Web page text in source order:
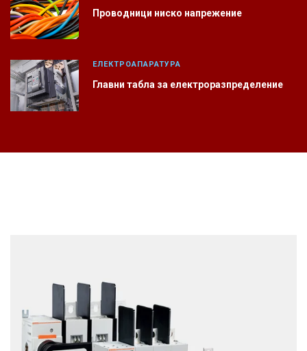
Проводници ниско напрежение
ЕЛЕКТРОАПАРАТУРА
Главни табла за електроразпределение